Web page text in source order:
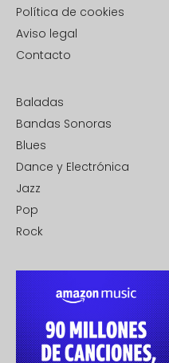
Política de cookies
Aviso legal
Contacto
Baladas
Bandas Sonoras
Blues
Dance y Electrónica
Jazz
Pop
Rock